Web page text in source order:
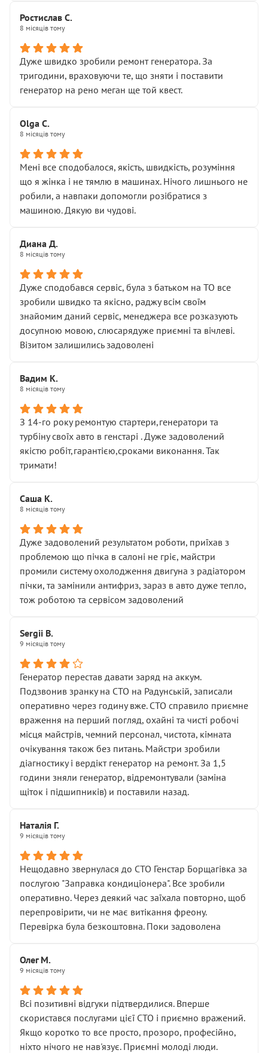
Хотілося б більше:
• належної уваги до авто
• прозорості в роботах і рахунках
• реальної діагностики, а не формального
“подивились і поїхав”
На жаль, складається враження, що сервіс працює не
Стосовно комунікації - все добре
звертатися до цього автосервісу.
Ростислав С.
8 місяців тому
Дуже швидко зробили ремонт генератора. За
тригодини, враховуючи те, що зняти і поставити
генератор на рено меган ще той квест.
Olga С.
8 місяців тому
Мені все сподобалося, якість, швидкість, розуміння
що я жінка і не тямлю в машинах. Нічого лишнього не
робили, а навпаки допомогли розібратися з
машиною. Дякую ви чудові.
Диана Д.
8 місяців тому
Дуже сподобався сервіс, була з батьком на ТО все
зробили швидко та якісно, раджу всім своїм
знайомим даний сервіс, менеджера все розказують
досупною мовою, слюсарядуже приємні та вічлеві.
Візитом залишились задоволені
Вадим К.
8 місяців тому
З 14-го року ремонтую стартери,генератори та
турбіну своїх авто в генстарі . Дуже задоволений
якістю робіт,гарантією,сроками виконання. Так
тримати!
Саша К.
8 місяців тому
Дуже задоволений результатом роботи, приїхав з
проблемою що пічка в салоні не гріє, майстри
промили систему охолодження двигуна з радіатором
пічки, та замінили антифриз, зараз в авто дуже тепло,
тож роботою та сервісом задоволений
Sergii B.
9 місяців тому
Генератор перестав давати заряд на аккум.
Подзвонив зранку на СТО на Радунській, записали
оперативно через годину вже. СТО справило приємне
враження на перший погляд, охайні та чисті робочі
місця майстрів, чемний персонал, чистота, кімната
очікування також без питань. Майстри зробили
діагностику і вердікт генератор на ремонт. За 1,5
години зняли генератор, відремонтували (заміна
щіток і підшипників) и поставили назад.
Наталія Г.
9 місяців тому
Нещодавно звернулася до СТО Генстар Борщагівка за
послугою "Заправка кондиціонера". Все зробили
оперативно. Через деякий час заїхала повторно, щоб
перепровірити, чи не має витікання фреону.
Перевірка була безкоштовна. Поки задоволена
Олег М.
9 місяців тому
Всі позитивні відгуки підтвердилися. Вперше
скористався послугами цієї СТО і приємно вражений.
Якщо коротко то все просто, прозоро, професійно,
ніхто нічого не нав'язує. Приємні молоді люди.